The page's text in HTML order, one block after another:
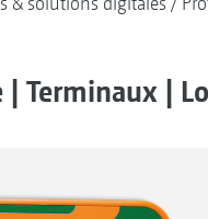
| Terminaux |